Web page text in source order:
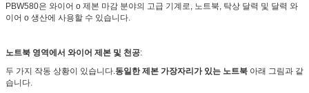
PBW580은 와이어 o 제본 마감 분야의 고급 기계로, 노트북, 탁상 달력 및 달력 와
이어 o 생산에 사용할 수 있습니다.
노트북 영역에서 와이어 제본 및 천공:
두 가지 작동 상황이 있습니다.동일한 제본 가장자리가 있는 노트북 아래 그림과 같
습니다.